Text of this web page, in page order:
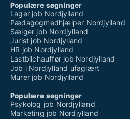
Populære søgninger
Lager job Nordjylland
Pædagogmedhjælper Nordjylland
Sælger job Nordjylland
Jurist job Nordjylland
HR job Nordjylland
Lastbilchauffør job Nordjylland
Job i Nordjylland ufaglært
Murer job Nordjylland
Populære søgninger
Psykolog job Nordjylland
Marketing job Nordjylland